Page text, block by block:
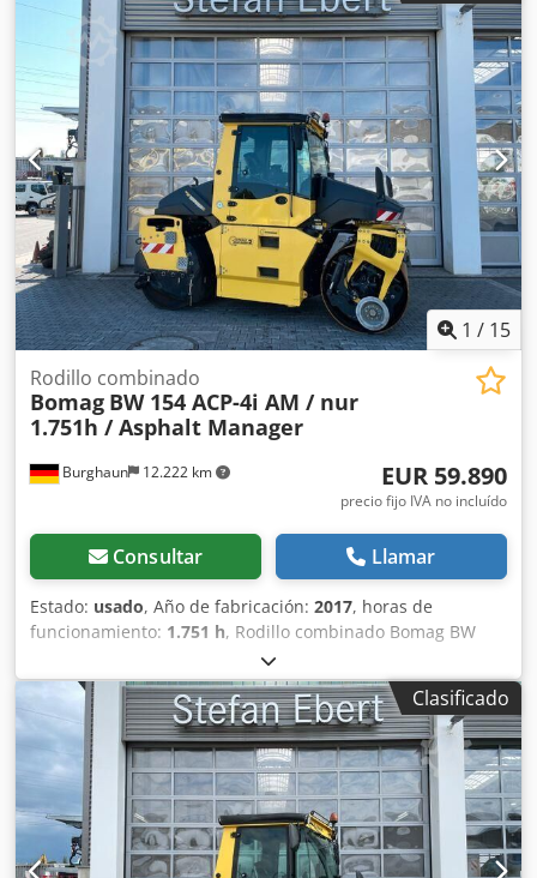
estado, listo para su uso inmediato. Si lo desea, le
ofreceremos una opción de arrendamiento o financiación.
El Sr. Mihm (Tel. estará encantado de atenderle. Puede
encontrar más información en nuestra página web. ¡Salvo
errores y venta previa! = Más información = Dcedpfxszq
Tzye Anuok Póngase en contacto con Tobias Ebert para
obtener más información.
1 / 15
Burghaun 12.222 km
Rodillo combinado
Bomag BW 154 ACP-4i AM / nur
1.751h / Asphalt Manager
EUR 59.890
precio fijo IVA no incluído
Consultar Llamar
Estado: usado, Año de fabricación: 2017, horas de
funcionamiento: 1.751 h, Rodillo combinado Bomag BW
154 ACP-4i AM, año de fabricación: 2017, horas de
funcionamiento: solo 1.751 horas, motor: Kubota [55,4
kW/75 CV], sistema Asphalt Manager 2, cortadora de
asfalto a ambos lados, peso: 7.400 kg, tambor con
superficie lisa, buen estado, listo para su uso inmediato.
Dcsdpfxjzq Tzts Anusk Si lo desea, le ofreceremos una
opción de arrendamiento o financiación. El Sr. Mihm (tel. )
estará encantado de atenderle. Para obtener más
información, visite nuestra página web. Salvo errores y
Clasificado